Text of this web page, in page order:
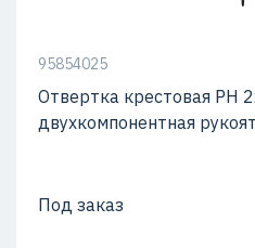
95854025
Отвертка крестовая PH
двухкомпонентная
Под заказ